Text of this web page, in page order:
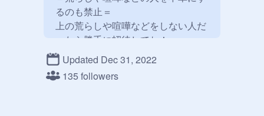
るのも禁止＝
上の荒らしや喧嘩などをしない人だ
ったら勝手に招待してね！
個人情報は教えない(察して)
まぁこれくらいかな
Updated Dec 31, 2022
135 followers